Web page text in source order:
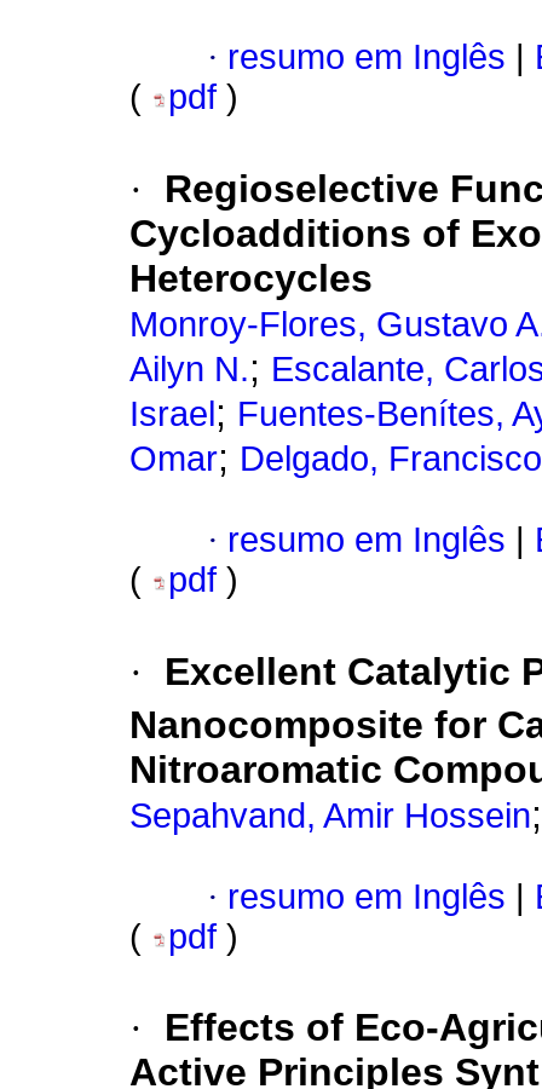
· resumo em Inglês
(
pdf )
·
Regioselective
Cycloadditions of
Heterocycles
Monroy-Flores, Gustavo
Ailyn N.; Escalante,
Israel ; Fuentes-Benítes,
Omar; Delgado, Francisco
· resumo em Inglês
(
pdf )
·
Excellent Catalytic
Nanocomposite for
Nitroaromatic
Sepahvand, Amir Hossein
· resumo em Inglês |
(
pdf )
·
Effects of Eco-
Active Principles